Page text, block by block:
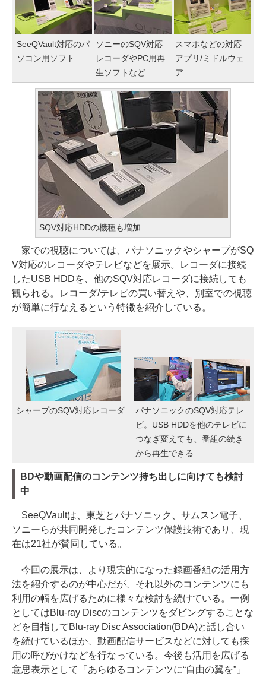
SeeQVault対応のパ
ソコン用ソフト
ソニーのSQV対応
レコーダやPC用再
生ソフトなど
スマホなどの対応
アプリ/ミドルウェ
ア
SQV対応HDDの機種も増加
家での視聴については、パナソニックやシャープがSQ
V対応のレコーダやテレビなどを展示。レコーダに接続
したUSB HDDを、他のSQV対応レコーダに接続しても
観られる。レコーダ/テレビの買い替えや、別室での視聴
が簡単に行なえるという特徴を紹介している。
シャープのSQV対応レコーダ
パナソニックのSQV対応テレ
ビ。USB HDDを他のテレビに
つなぎ変えても、番組の続き
から再生できる
BDや動画配信のコンテンツ持ち出しに向けても検討
中
SeeQVaultは、東芝とパナソニック、サムスン電子、
ソニーらが共同開発したコンテンツ保護技術であり、現
在は21社が賛同している。
今回の展示は、より現実的になった録画番組の活用方
法を紹介するのが中心だが、それ以外のコンテンツにも
利用の幅を広げるために様々な検討を続けている。一例
としてはBlu-ray Discのコンテンツをダビングすることな
どを目指してBlu-ray Disc Association(BDA)と話し合い
を続けているほか、動画配信サービスなどに対しても採
用の呼びかけなどを行なっている。今後も活用を広げる
意思表示として「あらゆるコンテンツに“自由の翼を”」